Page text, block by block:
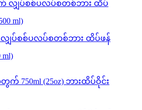
ပ်စစ်ပလပ်စတစ်ဘား ထိပ်ဖန်
ml)